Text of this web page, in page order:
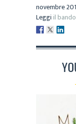
novembre
Leggiil bando